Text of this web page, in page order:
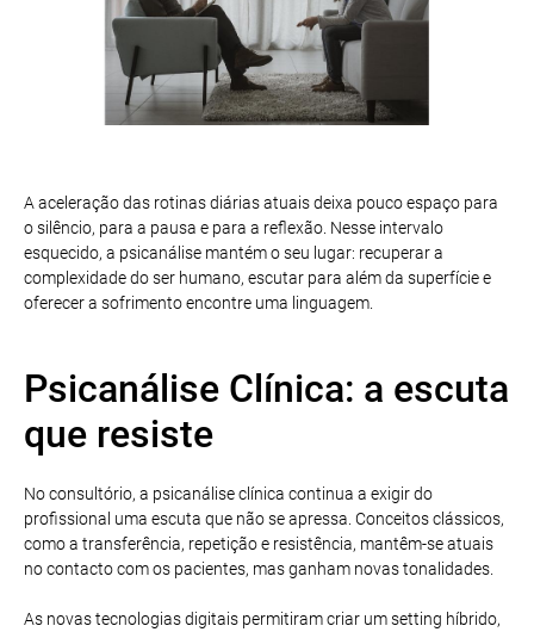
A aceleração das rotinas diárias atuais deixa pouco espaço para
o silêncio, para a pausa e para a reflexão. Nesse intervalo
esquecido, a psicanálise mantém o seu lugar: recuperar a
complexidade do ser humano, escutar para além da superfície e
oferecer a sofrimento encontre uma linguagem.
Psicanálise Clínica: a escuta
que resiste
No consultório, a psicanálise clínica continua a exigir do
profissional uma escuta que não se apressa. Conceitos clássicos,
como a transferência, repetição e resistência, mantêm-se atuais
no contacto com os pacientes, mas ganham novas tonalidades.
As novas tecnologias digitais permitiram criar um setting híbrido,